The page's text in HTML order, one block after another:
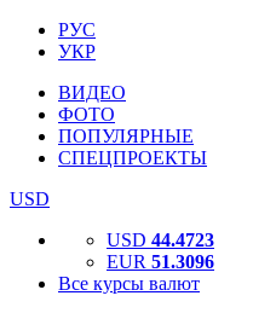
РУС
УКР
ВИДЕО
ФОТО
ПОПУЛЯРНЫЕ
СПЕЦПРОЕКТЫ
USD
USD 44.4723
EUR 51.3096
Все курсы валют